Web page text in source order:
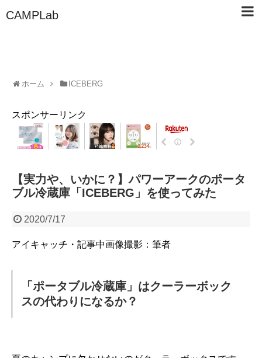
CAMPLab
ホーム ICEBERG
スポンサーリンク
【実力や、いかに？】パワーアークのポータ
ブル冷蔵庫「ICEBERG」を使ってみた
2020/7/17
アイキャッチ・記事中画像撮影：筆者
「ポータブル冷蔵庫」はクーラーボック
スの代わりになるか？